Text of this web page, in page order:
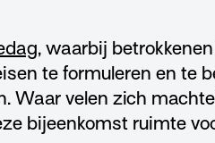
, waarbij
te formuleren en te
Waar velen zich
bijeenkomst ruimte